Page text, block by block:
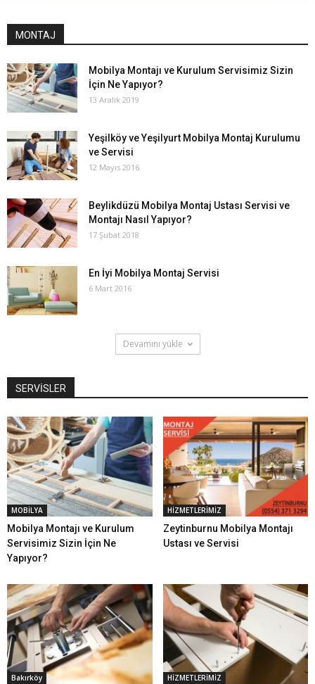
MONTAJ
Mobilya Montajı ve Kurulum Servisimiz Sizin
İçin Ne Yapıyor?
13 Aralık 2019
Yeşilköy ve Yeşilyurt Mobilya Montaj Kurulumu
ve Servisi
12 Mayıs 2016
Beylikdüzü Mobilya Montaj Ustası Servisi ve
Montajı Nasıl Yapıyor?
17 Şubat 2018
En İyi Mobilya Montaj Servisi
6 Mart 2016
Devamını yükle
SERVİSLER
MOBİLYA
Mobilya Montajı ve Kurulum
Servisimiz Sizin İçin Ne
Yapıyor?
HİZMETLERİMİZ
Zeytinburnu Mobilya Montajı
Ustası ve Servisi
Bakırköy HİZMETLERİMİZ